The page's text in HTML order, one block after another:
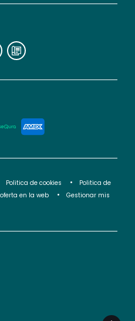
Para
información,
puedes
nuestra
de
privacidad</2>.
Politica de cookies
Politica de
en la web
Gestionar mis